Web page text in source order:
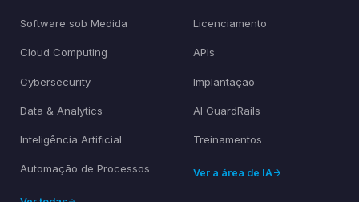
Software sob Medida
Cloud Computing
Cybersecurity
Data & Analytics
Inteligência Artificial
Automação de Processos
Licenciamento
APIs
Implantação
AI GuardRails
Treinamentos
Ver a área de IA